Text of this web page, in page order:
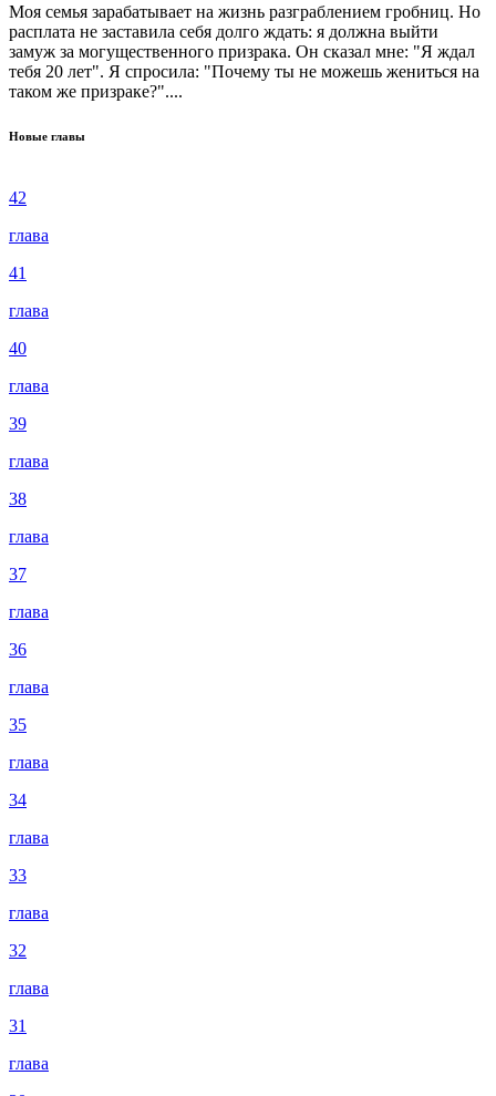
Моя семья зарабатывает на жизнь разграблением гробниц. Но
расплата не заставила себя долго ждать: я должна выйти
замуж за могущественного призрака. Он сказал мне: "Я ждал
тебя 20 лет". Я спросила: "Почему ты не можешь жениться на
таком же призраке?"....
Новые главы
42
глава
41
глава
40
глава
39
глава
38
глава
37
глава
36
глава
35
глава
34
глава
33
глава
32
глава
31
глава